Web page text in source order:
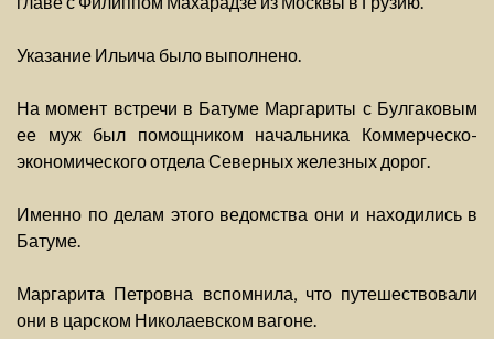
Указание Ильича было выполнено.
На момент встречи в Батуме Маргариты с Булгаковым
ее муж был помощником начальника Коммерческо-
экономического отдела Северных железных дорог.
Именно по делам этого ведомства они и находились в
Батуме.
Маргарита Петровна вспомнила, что путешествовали
они в царском Николаевском вагоне.